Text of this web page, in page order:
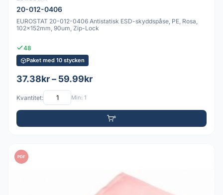
20-012-0406
EUROSTAT 20-012-0406 Antistatisk ESD-skyddspåse, PE, Rosa,
102x152mm, 90um, Zip-Lock
48
Paket med 10 stycken
37.38kr – 59.99kr
Kvantitet: Min: 1
PDF